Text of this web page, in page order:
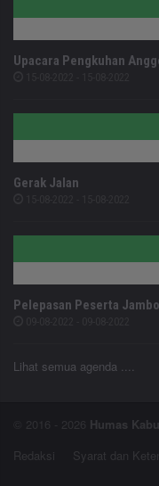
Upacara Pengkuhan
Gerak Jalan
Pelepasan Peserta
Lihat semua agenda ....
© 2016 - 2026 Humas
Redaksi
Syarat dan